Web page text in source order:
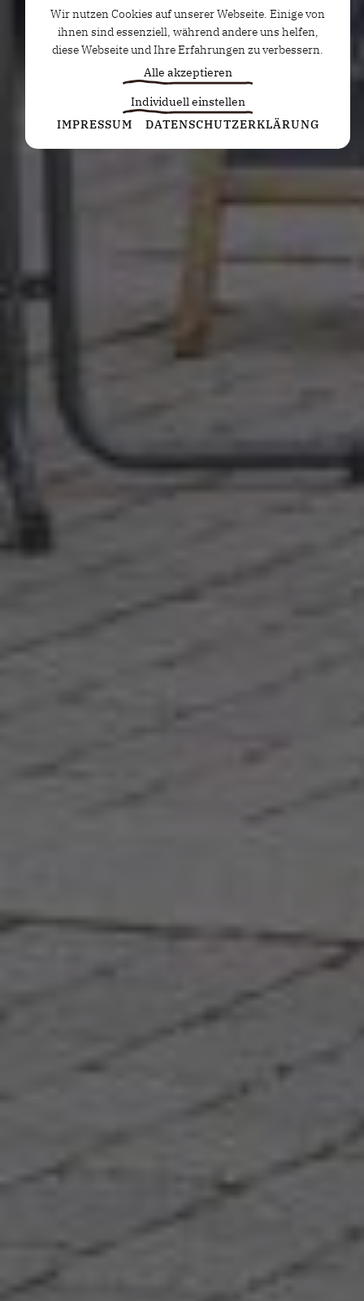
Wir nutzen Cookies auf unserer Webseite. Einige von
ihnen sind essenziell, während andere uns helfen,
diese Webseite und Ihre Erfahrungen zu verbessern.
Alle akzeptieren
Individuell einstellen
Statistiken
Diese Cookies erfassen anonyme Statistiken. Diese
Publishern verwendet, um personalisierte
Besucher über Websites hinweg verfolgen.
werden, bedarf der Zugriff auf externe Inhalte
keiner manuellen Zustimmung mehr.
IMPRESSUM DATENSCHUTZERKLÄRUNG